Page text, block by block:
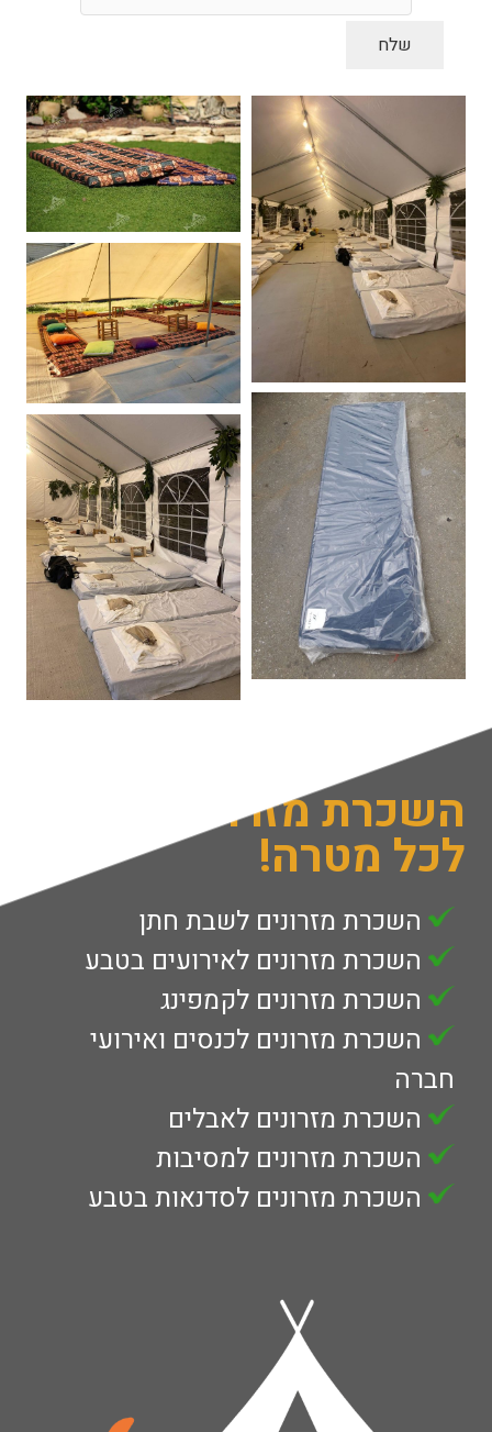
השכרת מזרוני איכות
לכל מטרה!
השכרת מזרונים לשבת חתן
השכרת מזרונים לאירועים בטבע
השכרת מזרונים לקמפינג
השכרת מזרונים לכנסים ואירועי
חברה
השכרת מזרונים לאבלים
השכרת מזרונים למסיבות
השכרת מזרונים לסדנאות בטבע